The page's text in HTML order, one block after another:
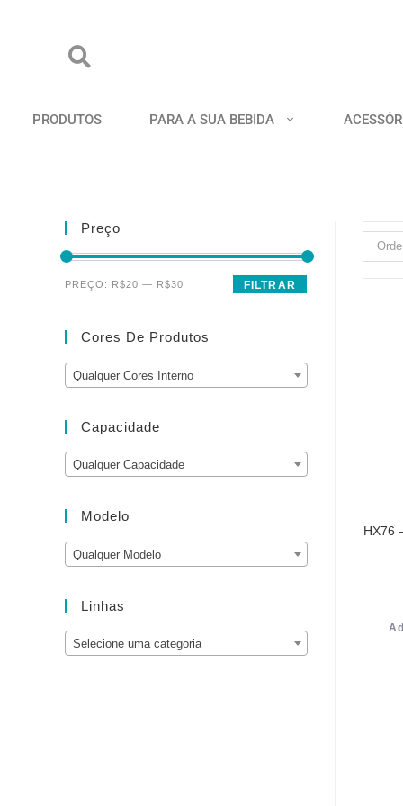
PRODUTOS PARA A SUA BEBIDA
Preço
FILTRAR
PREÇO: R$20 — R$30
Cores De Produtos
Qualquer Cores Interno
Capacidade
Qualquer Capacidade
Modelo
Qualquer Modelo
Linhas
Selecione uma categoria
HX76